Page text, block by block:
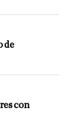
de
con